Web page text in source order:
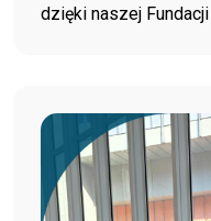
dzięki naszej